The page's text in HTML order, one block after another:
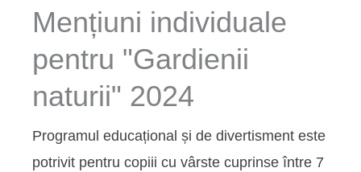
Mențiuni individuale
pentru "Gardienii
naturii" 2024
Programul educațional și de divertisment este
potrivit pentru copiii cu vârste cuprinse între 7